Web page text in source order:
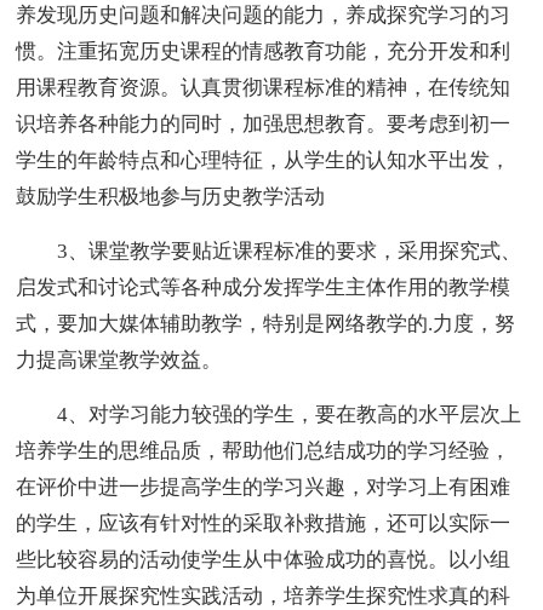
养发现历史问题和解决问题的能力，养成探究学习的习
惯。注重拓宽历史课程的情感教育功能，充分开发和利
用课程教育资源。认真贯彻课程标准的精神，在传统知
识培养各种能力的同时，加强思想教育。要考虑到初一
学生的年龄特点和心理特征，从学生的认知水平出发，
鼓励学生积极地参与历史教学活动
3、课堂教学要贴近课程标准的要求，采用探究式、
启发式和讨论式等各种成分发挥学生主体作用的教学模
式，要加大媒体辅助教学，特别是网络教学的.力度，努
力提高课堂教学效益。
4、对学习能力较强的学生，要在教高的水平层次上
培养学生的思维品质，帮助他们总结成功的学习经验，
在评价中进一步提高学生的学习兴趣，对学习上有困难
的学生，应该有针对性的采取补救措施，还可以实际一
些比较容易的活动使学生从中体验成功的喜悦。以小组
为单位开展探究性实践活动，培养学生探究性求真的科